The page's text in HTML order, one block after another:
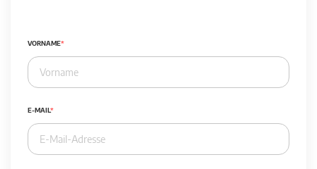
VORNAME
E-MAIL